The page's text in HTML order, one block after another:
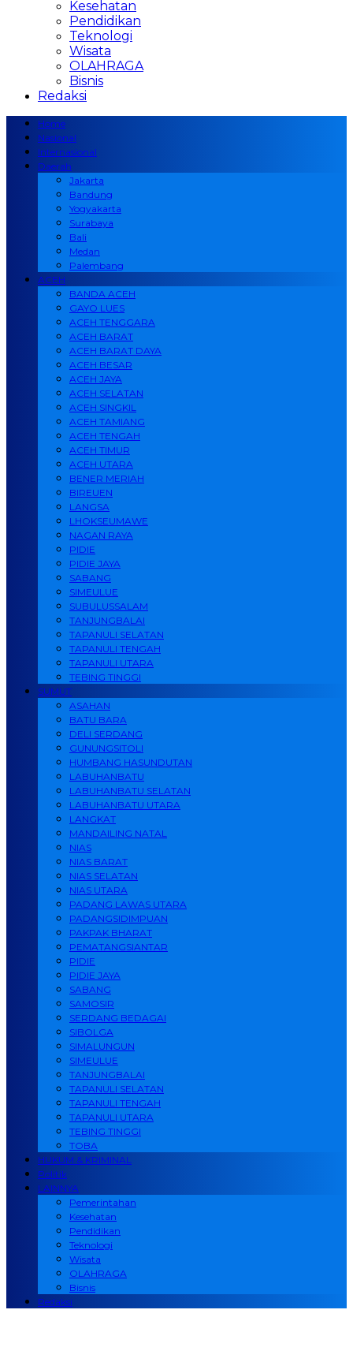
Kesehatan
Pendidikan
Teknologi
Wisata
OLAHRAGA
Bisnis
Redaksi
Home
Nasional
Internasional
Daerah
Jakarta
Bandung
Yogyakarta
Surabaya
Bali
Medan
Palembang
ACEH
BANDA ACEH
GAYO LUES
ACEH TENGGARA
ACEH BARAT
ACEH BARAT DAYA
ACEH BESAR
ACEH JAYA
ACEH SELATAN
ACEH SINGKIL
ACEH TAMIANG
ACEH TENGAH
ACEH TIMUR
ACEH UTARA
BENER MERIAH
BIREUEN
LANGSA
LHOKSEUMAWE
NAGAN RAYA
PIDIE
PIDIE JAYA
SABANG
SIMEULUE
SUBULUSSALAM
TANJUNGBALAI
TAPANULI SELATAN
TAPANULI TENGAH
TAPANULI UTARA
TEBING TINGGI
SUMUT
ASAHAN
BATU BARA
DELI SERDANG
GUNUNGSITOLI
HUMBANG HASUNDUTAN
LABUHANBATU
LABUHANBATU SELATAN
LABUHANBATU UTARA
LANGKAT
MANDAILING NATAL
NIAS
NIAS BARAT
NIAS SELATAN
NIAS UTARA
PADANG LAWAS UTARA
PADANGSIDIMPUAN
PAKPAK BHARAT
PEMATANGSIANTAR
PIDIE
PIDIE JAYA
SABANG
SAMOSIR
SERDANG BEDAGAI
SIBOLGA
SIMALUNGUN
SIMEULUE
TANJUNGBALAI
TAPANULI SELATAN
TAPANULI TENGAH
TAPANULI UTARA
TEBING TINGGI
TOBA
HUKUM & KRIMINAL
Politik
LAINNYA
Pemerintahan
Kesehatan
Pendidikan
Teknologi
Wisata
OLAHRAGA
Bisnis
Redaksi